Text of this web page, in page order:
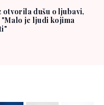
otvorila dušu o ljubavi,
je ljudi kojima